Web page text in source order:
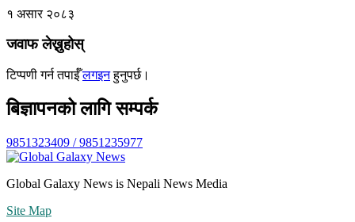
१ असार २०८३
जवाफ लेख्नुहोस्
टिप्पणी गर्न तपाईँलगइनहुनुपर्छ।
बिज्ञापनको लागि सम्पर्क
9851323409 / 9851235977
Global Galaxy News is Nepali News Media
Site Map